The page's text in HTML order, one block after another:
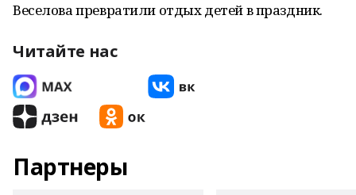
Веселова превратили отдых детей в праздник.
Читайте нас
Партнеры